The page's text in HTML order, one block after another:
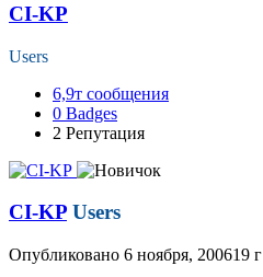
CI-KP
Users
6,9т сообщения
0 Badges
2 Репутация
CI-KP Users
Опубликовано 6 ноября, 200619 г